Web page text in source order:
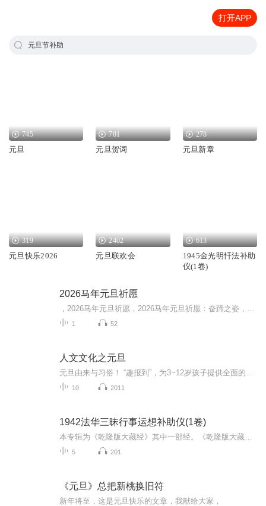
打开APP
元旦节补助
745
元旦
781
元旦贺词
278
元旦新章
319
元旦快乐2026
2402
元旦联欢会
613
1945金光明忏法补助
仪(1卷)
2026马年元旦祈愿
1 52
人文文化之元旦
10 2011
1942法华三昧行事运想补助仪(1卷)
5 201
《元旦》总把新桃换旧符
新年将至，这是元旦快乐的文章，我献给大家，